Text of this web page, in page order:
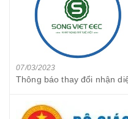
07/03/2023
Thông báo thay đổi nhận